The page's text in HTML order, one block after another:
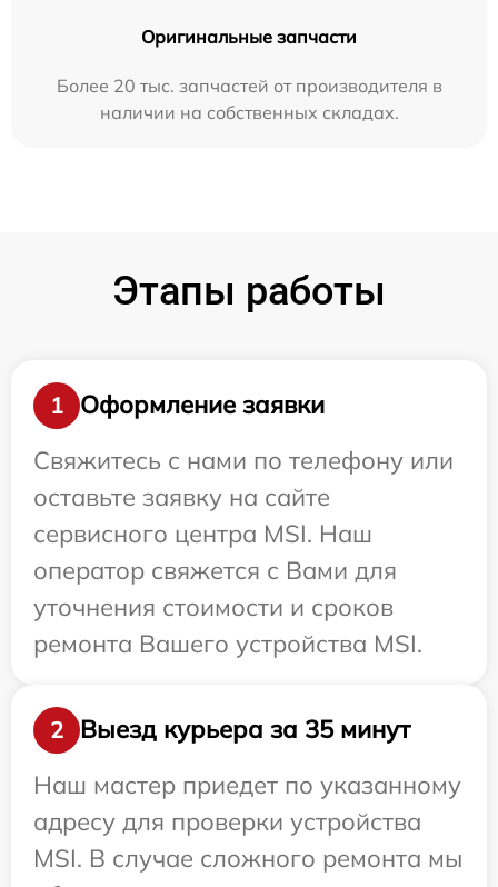
Оригинальные запчасти
Более 20 тыс. запчастей от производителя в
наличии на собственных складах.
Этапы работы
1
Оформление заявки
Свяжитесь с нами по телефону или
оставьте заявку на сайте
сервисного центра MSI. Наш
оператор свяжется с Вами для
уточнения стоимости и сроков
ремонта Вашего устройства MSI.
2
Выезд курьера за 35 минут
Наш мастер приедет по указанному
адресу для проверки устройства
MSI. В случае сложного ремонта мы